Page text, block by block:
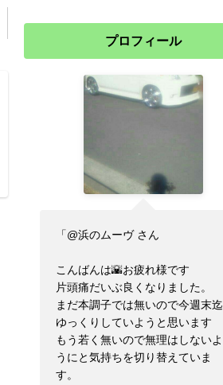
プロフィール
「@浜のムーヴ さん
こんばんは🌇お疲れ様です
片頭痛だいぶ良くなりました。
まだ本調子では無いので今週末迄
ゆっくりしていようと思います
もう若く無いので無理はしないよ
うにと気持ちを切り替えていま
す。